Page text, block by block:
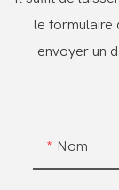
le formulaire
envoyer un
Nom